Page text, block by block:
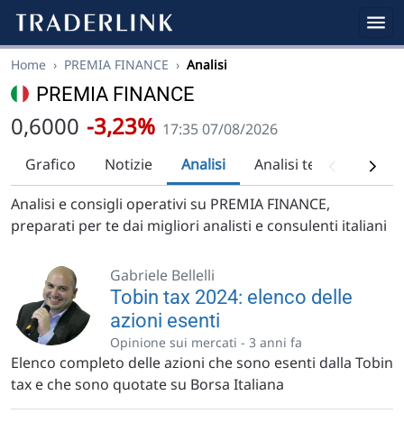
Home › PREMIA FINANCE › Analisi
PREMIA FINANCE
0,6000 -3,23% 17:35 07/08/2026
Grafico
Notizie Analisi Analisi tecnica
Analisi e consigli operativi su PREMIA FINANCE,
preparati per te dai migliori analisti e consulenti italiani
Gabriele Bellelli
Tobin tax 2024: elenco delle
azioni esenti
Opinione sui mercati - 3 anni fa
Elenco completo delle azioni che sono esenti dalla Tobin
tax e che sono quotate su Borsa Italiana